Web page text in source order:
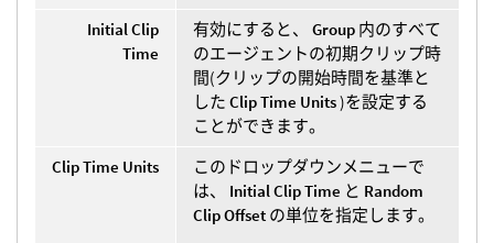
Initial Clip
Time
有効にすると、 Group 内のすべて
のエージェントの初期クリップ時
間(クリップの開始時間を基準と
した Clip Time Units)を設定する
ことができます。
Clip Time Units
このドロップダウンメニューで
は、 Initial Clip Time と Random
Clip Offset の単位を指定します。